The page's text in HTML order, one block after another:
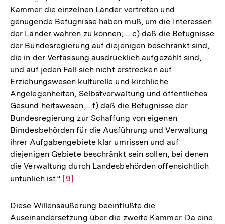
Kammer die einzelnen Länder vertreten und
genügende Befugnisse haben muß, um die Interessen
der Länder wahren zu können; ... c) daß die Befugnisse
der Bundesregierung auf diejenigen beschränkt sind,
die in der Verfassung ausdrücklich aufgezählt sind,
und auf jeden Fall sich nicht erstrecken auf
Erziehungswesen kulturelle und kirchliche
Angelegenheiten, Selbstverwaltung und öffentliches
Gesund heitswesen;... f) daß die Befugnisse der
Bundesregierung zur Schaffung von eigenen
Bimdesbehörden für die Ausführung und Verwaltung
ihrer Aufgabengebiete klar umrissen und auf
diejenigen Gebiete beschränkt sein sollen, bei denen
die Verwaltung durch Landesbehörden offensichtlich
untunlich ist.“ Zur
der
Fußnote
[9]
Diese Willensäußerung beeinflußte die
Auseinandersetzung über die zweite Kammer. Da eine